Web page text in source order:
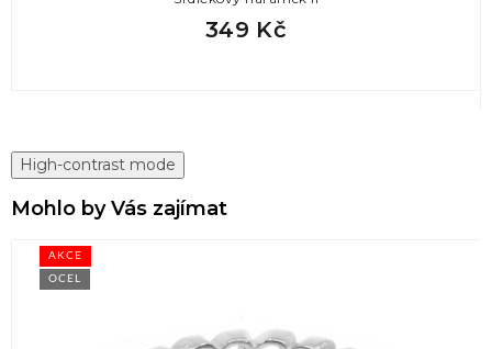
349 Kč
High-contrast mode
Mohlo by Vás zajímat
AKCE
OCEL